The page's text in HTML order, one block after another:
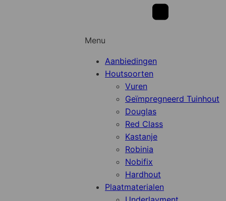
Menu
Aanbiedingen
Houtsoorten
Vuren
Geïmpregneerd Tuinhout
Douglas
Red Class
Kastanje
Robinia
Nobifix
Hardhout
Plaatmaterialen